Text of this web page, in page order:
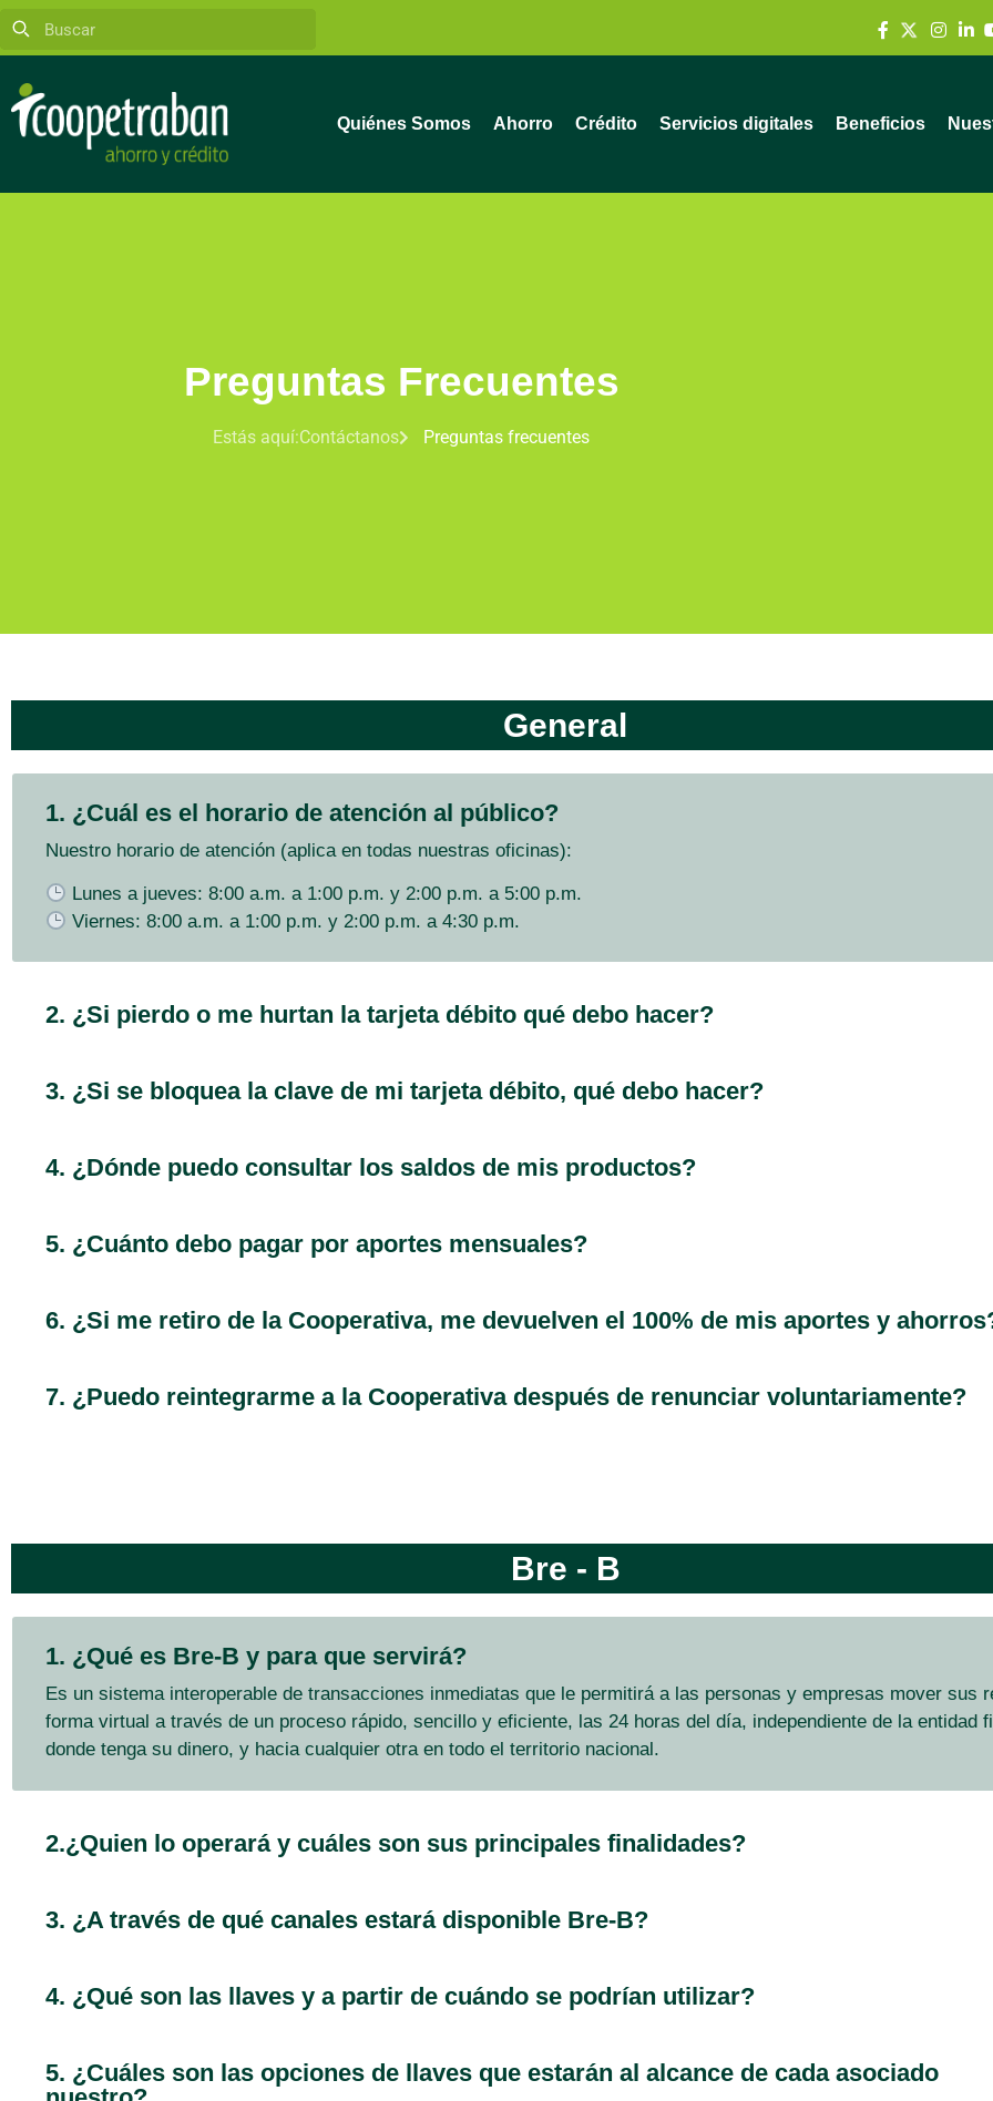
Quiénes Somos Ahorro Crédito Servicios digitales Beneficios
Preguntas Frecuentes
Estás aquí:Contáctanos Preguntas frecuentes
General
1. ¿Cuál es el horario de atención al público?
Nuestro horario de atención (aplica en todas nuestras oficinas):
Lunes a jueves: 8:00 a.m. a 1:00 p.m. y 2:00 p.m. a 5:00 p.m.
Viernes: 8:00 a.m. a 1:00 p.m. y 2:00 p.m. a 4:30 p.m.
2. ¿Si pierdo o me hurtan la tarjeta débito qué debo hacer?
3. ¿Si se bloquea la clave de mi tarjeta débito, qué debo hacer?
4. ¿Dónde puedo consultar los saldos de mis productos?
5. ¿Cuánto debo pagar por aportes mensuales?
6. ¿Si me retiro de la Cooperativa, me devuelven el 100% de mis aportes y
7. ¿Puedo reintegrarme a la Cooperativa después de renunciar voluntariamente?
Bre - B
1. ¿Qué es Bre-B y para que servirá?
Es un sistema interoperable de transacciones inmediatas que le permitirá a las personas y empresas mover sus
forma virtual a través de un proceso rápido, sencillo y eficiente, las 24 horas del día, independiente de la entidad
donde tenga su dinero, y hacia cualquier otra en todo el territorio nacional.
2.¿Quien lo operará y cuáles son sus principales finalidades?
3. ¿A través de qué canales estará disponible Bre-B?
4. ¿Qué son las llaves y a partir de cuándo se podrían utilizar?
5. ¿Cuáles son las opciones de llaves que estarán al alcance de cada asociado